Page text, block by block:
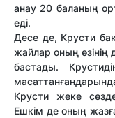
анау 20 баланың
еді.
Десе де, Крусти
жайлар оның өзінің
бастады.
Крусти жеке
Ешкім де оның